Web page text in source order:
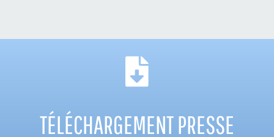
TÉLÉCHARGEMENT PRESSE